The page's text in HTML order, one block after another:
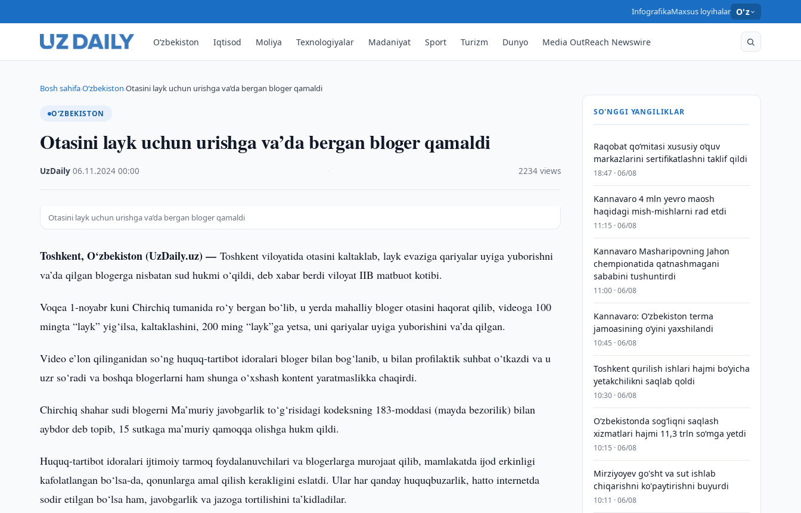
InfografikaMaxsus loyihalar O'z
O‘zbekiston Iqtisod Moliya Texnologiyalar Madaniyat Sport Turizm Dunyo Media OutReach Newswire
Bosh sahifa›O‘zbekiston›Otasini layk uchun urishga va’da bergan bloger qamaldi
O‘ZBEKISTON
Otasini layk uchun urishga va’da bergan bloger qamaldi
UzDaily ·06.11.2024 ·00:00 2234 views
Otasini layk uchun urishga va’da bergan bloger qamaldi
Toshkent, O‘zbekiston (UzDaily.uz) —Toshkent viloyatida otasini kaltaklab, layk evaziga qariyalar uyiga yuborishni
va’da qilgan blogerga nisbatan sud hukmi o‘qildi, deb xabar berdi viloyat IIB matbuot kotibi.
Voqea 1-noyabr kuni Chirchiq tumanida ro‘y bergan bo‘lib, u yerda mahalliy bloger otasini haqorat qilib, videoga 100
mingta “layk” yig‘ilsa, kaltaklashini, 200 ming “layk”ga yetsa, uni qariyalar uyiga yuborishini va’da qilgan.
Video e’lon qilinganidan so‘ng huquq-tartibot idoralari bloger bilan bog‘lanib, u bilan profilaktik suhbat o‘tkazdi va u
uzr so‘radi va boshqa blogerlarni ham shunga o‘xshash kontent yaratmaslikka chaqirdi.
Chirchiq shahar sudi blogerni Ma’muriy javobgarlik to‘g‘risidagi kodeksning 183-moddasi (mayda bezorilik) bilan
aybdor deb topib, 15 sutkaga ma’muriy qamoqqa olishga hukm qildi.
Huquq-tartibot idoralari ijtimoiy tarmoq foydalanuvchilari va blogerlarga murojaat qilib, mamlakatda ijod erkinligi
kafolatlangan bo‘lsa-da, qonunlarga amal qilish kerakligini eslatdi. Ular har qanday huquqbuzarlik, hatto internetda
sodir etilgan bo‘lsa ham, javobgarlik va jazoga tortilishini ta’kidladilar.
SO'NGGI YANGILIKLAR
Raqobat qo‘mitasi xususiy o‘quv
markazlarini sertifikatlashni taklif qildi
18:47 · 06/08
Kannavaro 4 mln yevro maosh
haqidagi mish-mishlarni rad etdi
11:15 · 06/08
Kannavaro Masharipovning Jahon
chempionatida qatnashmagani
sababini tushuntirdi
11:00 · 06/08
Kannavaro: O‘zbekiston terma
jamoasining o‘yini yaxshilandi
10:45 · 06/08
Toshkent qurilish ishlari hajmi bo‘yicha
yetakchilikni saqlab qoldi
10:30 · 06/08
O‘zbekistonda sog‘liqni saqlash
xizmatlari hajmi 11,3 trln so‘mga yetdi
10:15 · 06/08
Mirziyoyev go'sht va sut ishlab
chiqarishni ko'paytirishni buyurdi
10:11 · 06/08